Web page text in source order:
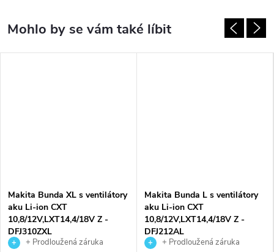
Makita Bunda XL s ventilátory
aku Li-ion CXT
10,8/12V,LXT14,4/18V Z -
DFJ310ZXL
+ Prodloužená záruka
Makita Bunda L s ventilátory
aku Li-ion CXT
10,8/12V,LXT14,4/18V Z -
DFJ212AL
+ Prodloužená záruka